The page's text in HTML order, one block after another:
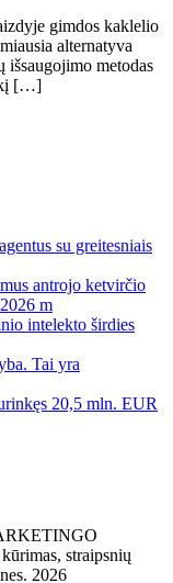
gimdos kaklelio
alternatyva
išsaugojimo metodas
[…]
su greitesniais
antrojo ketvirčio
m
intelekto širdies
Tai yra
20,5 mln. EUR
straipsnių
2026